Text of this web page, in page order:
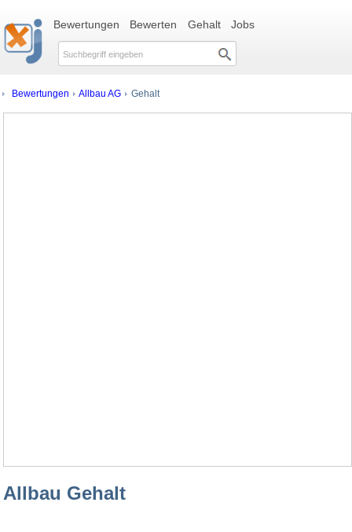
Bewertungen Bewerten Gehalt Jobs
Bewertungen Allbau AG Gehalt
Allbau Gehalt